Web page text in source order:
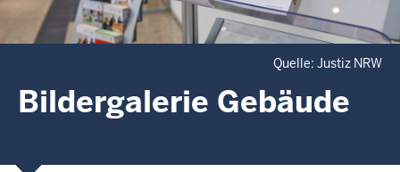
Quelle: Justiz NRW
Bildergalerie Gebäude